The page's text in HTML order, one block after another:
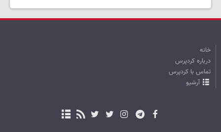
خانه
درباره کردپرس
تماس با کردپرس
آرشیو